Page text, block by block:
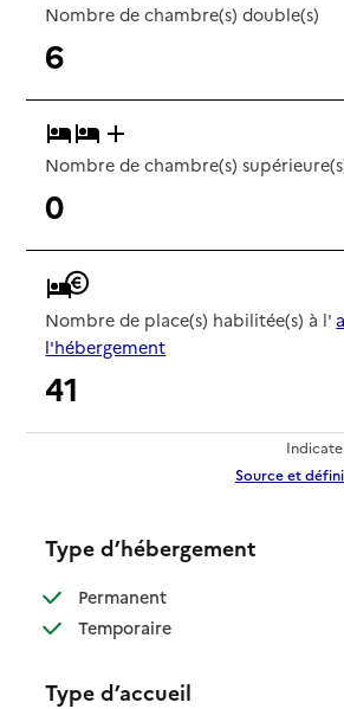
Nombre de chambre(s) double(s)
6
Nombre de chambre(s)
0
Nombre de place(s) habilitée(s) à l'
l'hébergement
41
Source et
Type d’hébergement
Permanent: disponible
Temporaire: disponible
Type d’accueil